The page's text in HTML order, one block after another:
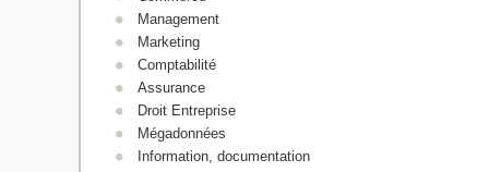
Management
Marketing
Comptabilité
Assurance
Droit Entreprise
Mégadonnées
Information, documentation